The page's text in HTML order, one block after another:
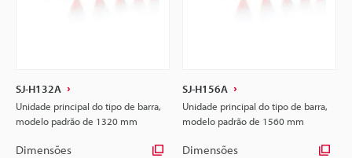
SJ-H132A
Unidade principal do tipo de barra,
modelo padrão de 1320 mm
Dimensões
SJ-H156A
Unidade principal do tipo de barra,
modelo padrão de 1560 mm
Dimensões